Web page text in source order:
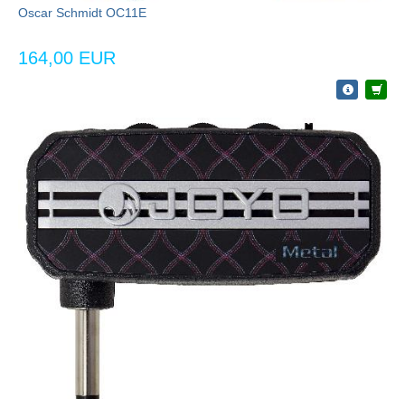
Oscar Schmidt OC11E
164,00 EUR